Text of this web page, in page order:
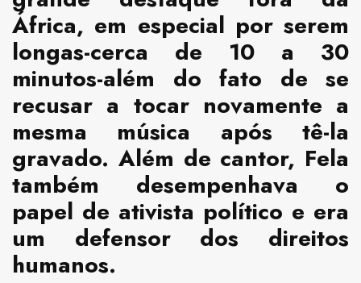
África, em especial por serem
longas-cerca de 10 a 30
minutos-além do fato de se
recusar a tocar novamente a
mesma música após tê-la
gravado. Além de cantor, Fela
também desempenhava o
papel de ativista político e era
um defensor dos direitos
humanos.